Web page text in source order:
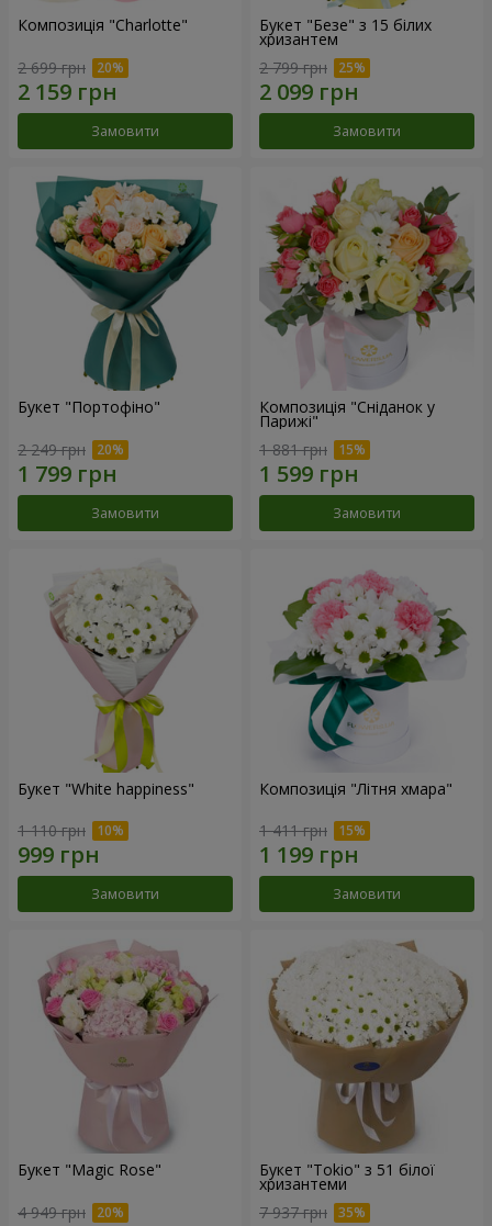
Композиція "Charlotte"
2 699 грн
Замовити
Букет "Безе" з 15 білих
хризантем
2 799 грн
Замовити
Букет "Портофіно"
2 249 грн
Замовити
Композиція "Сніданок у
Парижі"
1 881 грн
Замовити
Букет "White happiness"
1 110 грн
Замовити
Композиція "Літня хмара"
1 411 грн
Замовити
Букет "Magic Rose"
4 949 грн
Букет "Tokio" з 51 білої
хризантеми
7 937 грн